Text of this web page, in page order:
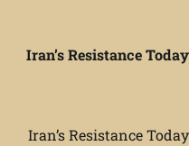
Iran’s Resistance
Iran’s Resistance